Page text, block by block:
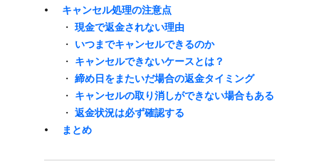
キャンセル処理の​注意点
・ 現金で​返金されない​理由
・​ いつまで​キャンセルできるのか
・ キャンセルできない​ケースとは？
・​ 締め日を​またいだ場合の​返金タイミング
・ キャンセルの​取り消しが​できない​場合も​ある
・ 返金状況は​必ず確認する
まとめ